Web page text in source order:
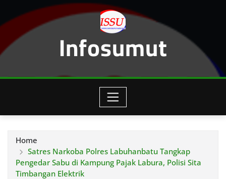
Infosumut
Home
Satres Narkoba Polres Labuhanbatu Tangkap
Pengedar Sabu di Kampung Pajak Labura, Polisi Sita
Timbangan Elektrik